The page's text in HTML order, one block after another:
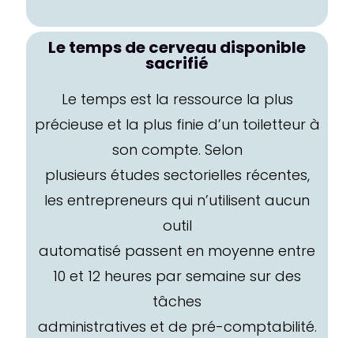
Le temps de cerveau disponible
sacrifié
Le temps est la ressource la plus
précieuse et la plus finie d’un toiletteur à
son compte. Selon
plusieurs études sectorielles récentes,
les entrepreneurs qui n’utilisent aucun
outil
automatisé passent en moyenne entre
10 et 12 heures par semaine sur des
tâches
administratives et de pré-comptabilité.